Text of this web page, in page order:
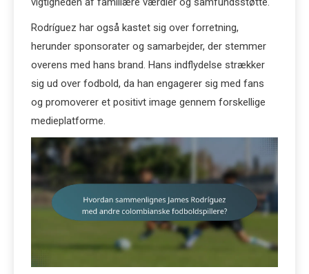
Rodríguez har også kastet sig over forretning,
herunder sponsorater og samarbejder, der stemmer
overens med hans brand. Hans indflydelse strækker
sig ud over fodbold, da han engagerer sig med fans
og promoverer et positivt image gennem forskellige
medieplatforme.